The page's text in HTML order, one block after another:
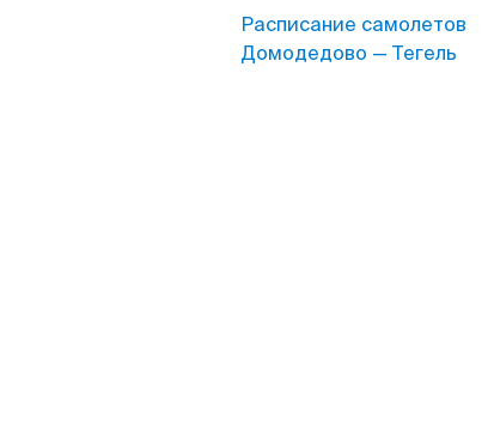
Расписание самолетов
Домодедово — Тегель